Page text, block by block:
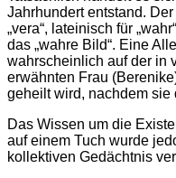
Jahrhundert entstand.
„vera“, lateinisch für
das „wahre Bild“. Eine
wahrscheinlich auf der in
erwähnten Frau
geheilt wird, nachdem sie
Das Wissen um die
auf einem Tuch wurde
kollektiven Gedächtnis